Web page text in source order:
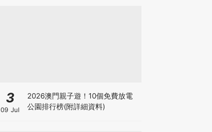
3
09 Jul
2026澳門親子遊！10個免費放電
公園排行榜(附詳細資料)